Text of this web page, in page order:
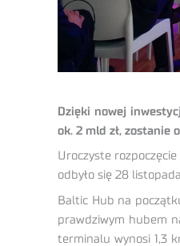
Dzięki nowej
ok. 2 mld zł, zostanie
Uroczyste
odbyło się 28
Baltic Hub na
prawdziwym hubem
terminalu wynosi 1,3